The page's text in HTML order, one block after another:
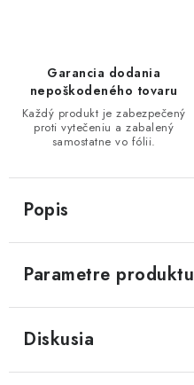
Garancia dodania
nepoškodeného tovaru
Každý produkt je zabezpečený
proti vytečeniu a zabalený
samostatne vo fólii.
Popis
Parametre produktu
Diskusia